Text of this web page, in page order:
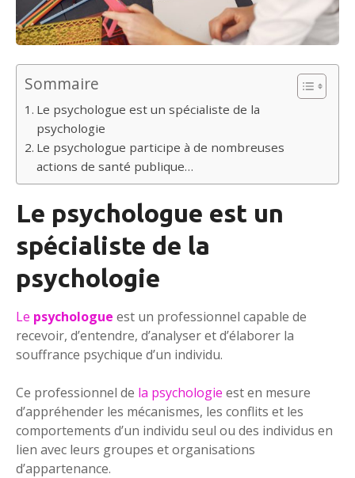
Sommaire
Le psychologue est un spécialiste de la
psychologie
Le psychologue participe à de nombreuses
actions de santé publique…
Le psychologue est un
spécialiste de la
psychologie
Le psychologue est un professionnel capable de
recevoir, d’entendre, d’analyser et d’élaborer la
souffrance psychique d’un individu.
Ce professionnel de la psychologie est en mesure
d’appréhender les mécanismes, les conflits et les
comportements d’un individu seul ou des individus en
lien avec leurs groupes et organisations
d’appartenance.